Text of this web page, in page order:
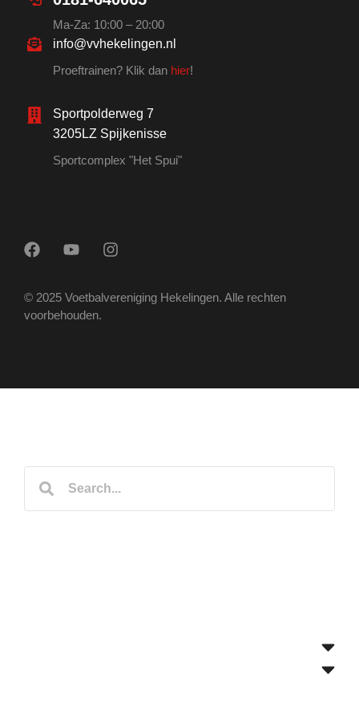
Ma-Za: 10:00 – 20:00
info@vvhekelingen.nl
Proeftrainen? Klik dan hier!
Sportpolderweg 7
3205LZ Spijkenisse
Sportcomplex "Het Spui"
© 2025 Voetbalvereniging Hekelingen. Alle rechten
voorbehouden.